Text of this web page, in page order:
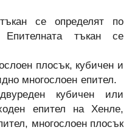
се определят по
Епителната тъкан се
плосък, кубичен и
многослоен епител.
кубичен или
епител на Хенле,
многослоен плосък